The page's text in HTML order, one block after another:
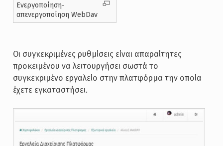
Ενεργοποίηση-
απενεργοποίηση WebDav
Οι συγκεκριμένες ρυθμίσεις είναι απαραίτητες
προκειμένου να λειτουργήσει σωστά το
συγκεκριμένο εργαλείο στην πλατφόρμα την οποία
έχετε εγκαταστήσει.